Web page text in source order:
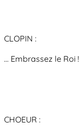
CLOPIN :
... Embrassez le Roi !
CHOEUR :